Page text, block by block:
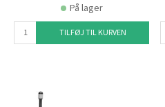
På lager
TILFØJ TIL KURVEN